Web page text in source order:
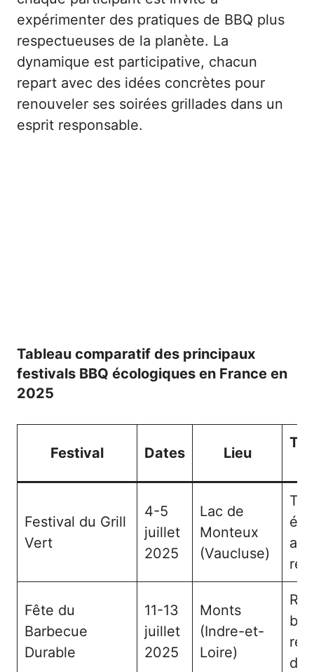
expérimenter des pratiques de BBQ plus
respectueuses de la planète. La
dynamique est participative, chacun
repart avec des idées concrètes pour
renouveler ses soirées grillades dans un
esprit responsable.
Tableau comparatif des principaux
festivals BBQ écologiques en France en
2025
Festival Dates Lieu
Festival du Grill
Vert
4-5
juillet
2025
Lac de
Monteux
(Vaucluse)
Fête du
Barbecue
Durable
11-13
juillet
2025
Monts
(Indre-et-
Loire)
bio